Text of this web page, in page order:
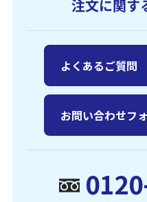
注文に関す
よくあるご質問
お問い合わせフ